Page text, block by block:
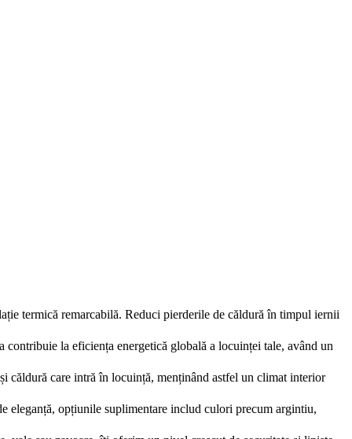
termică remarcabilă. Reduci pierderile de căldură în timpul iernii
la eficiența energetică globală a locuinței tale, având un
căldură care intră în locuință, menținând astfel un climat interior
eleganță, opțiunile suplimentare includ culori precum argintiu,